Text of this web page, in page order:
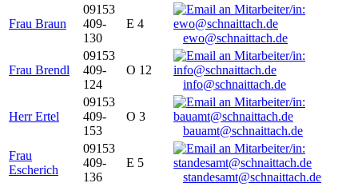
Frau Braun
09153
409-
130
E 4
ewo@schnaittach.de
Frau Brendl
09153
409-
124
O 12
info@schnaittach.de
Herr Ertel
09153
409-
153
O 3
bauamt@schnaittach.de
Frau
Escherich
09153
409-
136
E 5
standesamt@schnaittach.de